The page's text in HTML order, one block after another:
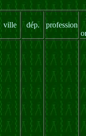
ville dép. profession